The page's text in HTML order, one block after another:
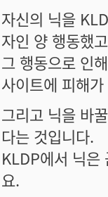
자신의 닉을
자인 양 행동했
그 행동으로 인
사이트에 피해
그리고 닉을 바
다는 것입니다.
KLDP에서 닉은
요.